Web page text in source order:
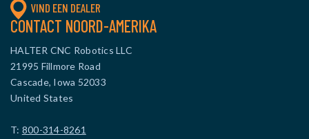
VIND EEN DEALER
CONTACT NOORD-AMERIKA
HALTER CNC Robotics LLC
21995 Fillmore Road
Cascade, Iowa 52033
United States
T: 800-314-8261